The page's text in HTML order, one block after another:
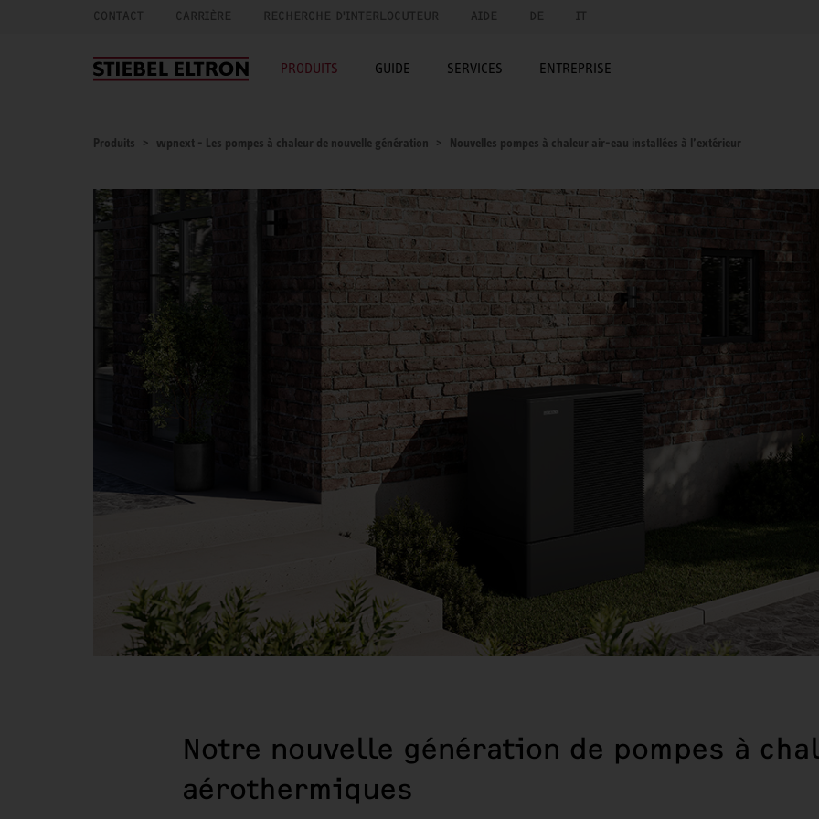
CONTACT CARRIÈRE RECHERCHE D'INTERLOCUTEUR AIDE DE IT
PRODUITS GUIDE SERVICES ENTREPRISE
Produits wpnext - Les pompes à chaleur de nouvelle génération Nouvelles pompes à chaleur air-eau installées à l’extérieur
Notre nouvelle génération de pompes à
aérothermiques